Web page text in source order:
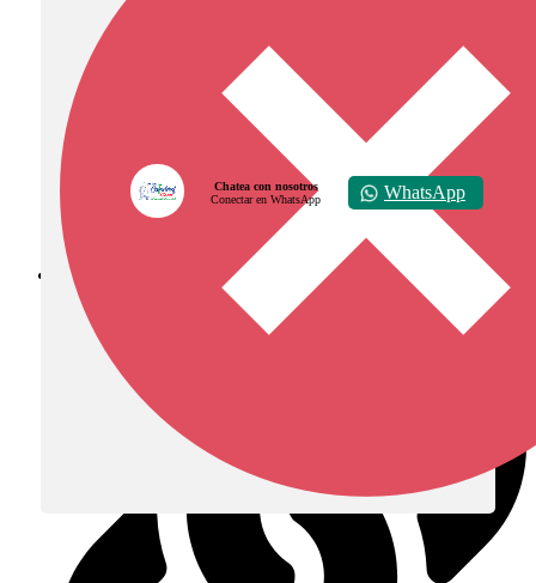
Diócesis de Zipaquirá
Chatea con nosotros
Conectar en WhatsApp
WhatsApp